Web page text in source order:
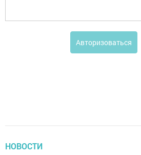
Авторизоваться
НОВОСТИ